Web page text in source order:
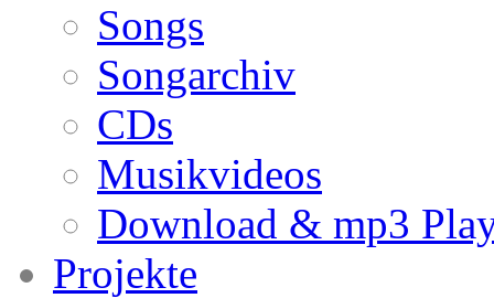
Songs
Songarchiv
CDs
Musikvideos
Download & mp3
Projekte